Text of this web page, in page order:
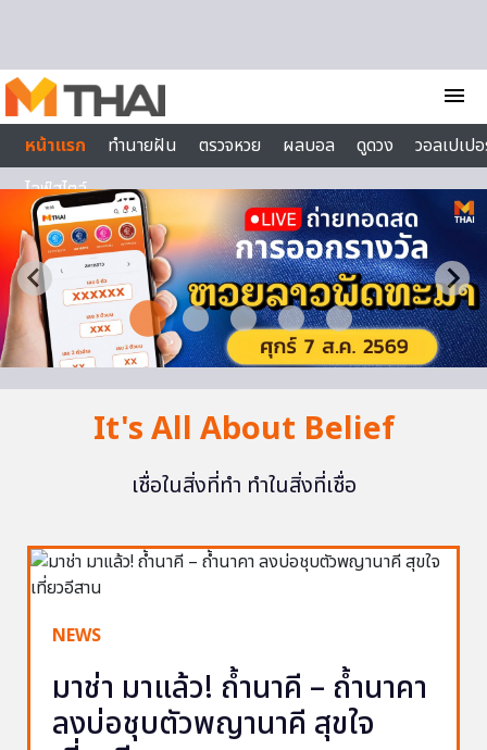
menu
หน้าแรก
ทำนายฝัน ตรวจหวย ผลบอล ดูดวง
วอลเปเป
ไลฟ์สไตล์
It's All About Belief
เชื่อในสิ่งที่ทำ ทำในสิ่งที่เชื่อ
NEWS
มาช่า มาแล้ว! ถ้ำนาคี – ถ้ำนาคา
ลงบ่อชุบตัวพญานาคี สุขใจ